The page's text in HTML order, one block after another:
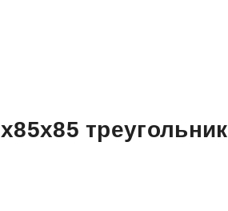
треугольник